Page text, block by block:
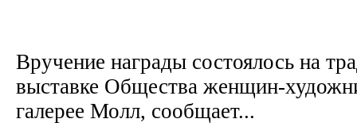
Вручение награды состоялось на
выставке Общества женщин-
галерее Молл, сообщает...